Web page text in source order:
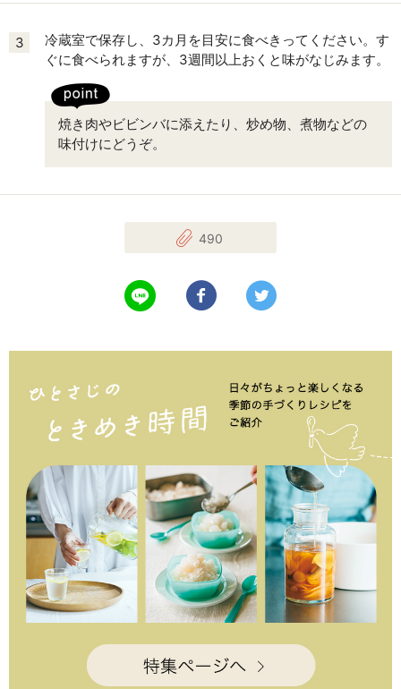
3
冷蔵室で保存し、3カ月を目安に食べきってください。す
ぐに食べられますが、3週間以上おくと味がなじみます。
焼き肉やビビンバに添えたり、炒め物、煮物などの
味付けにどうぞ。
490
LINEで送る Facebookでシェアする